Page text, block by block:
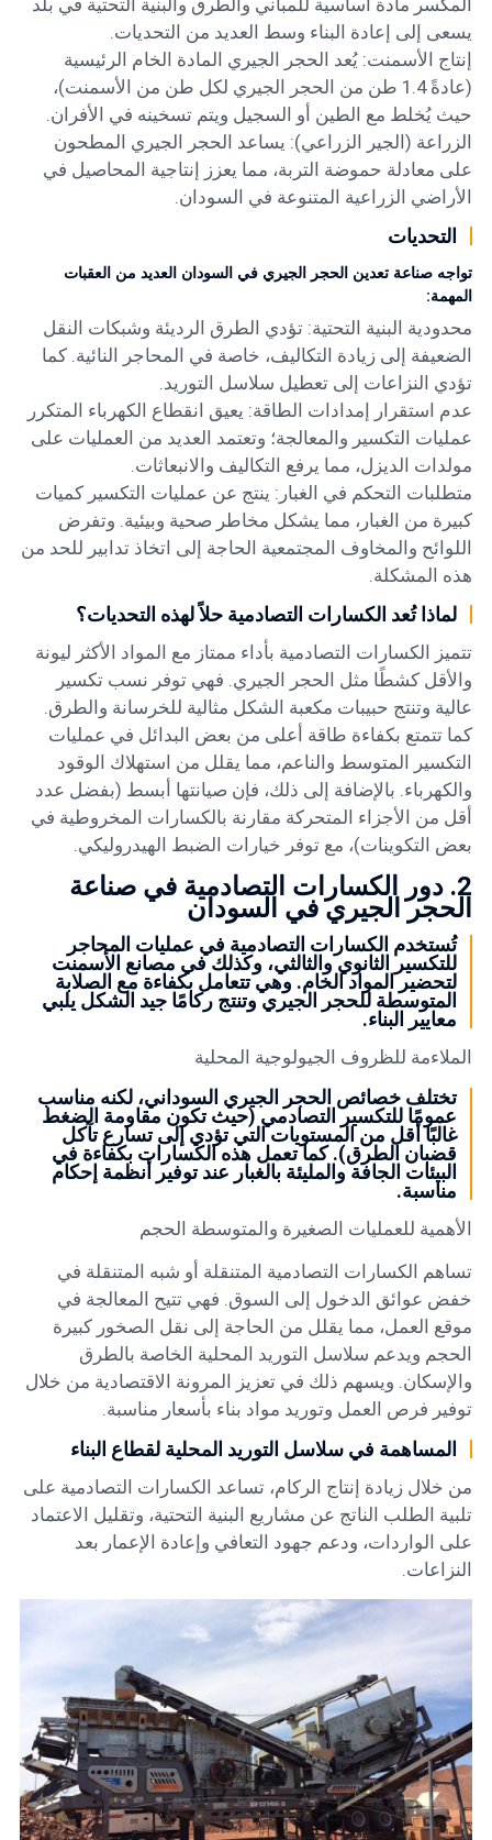
يسعى إلى إعادة البناء وسط العديد من التحديات.
إنتاج الأسمنت: يُعد الحجر الجيري المادة الخام الرئيسية
(عادةً 1.4 طن من الحجر الجيري لكل طن من الأسمنت)،
حيث يُخلط مع الطين أو السجيل ويتم تسخينه في الأفران.
الزراعة (الجير الزراعي): يساعد الحجر الجيري المطحون
على معادلة حموضة التربة، مما يعزز إنتاجية المحاصيل في
الأراضي الزراعية المتنوعة في السودان.
التحديات
تواجه صناعة تعدين الحجر الجيري في السودان العديد من العقبات
المهمة:
محدودية البنية التحتية: تؤدي الطرق الرديئة وشبكات النقل
الضعيفة إلى زيادة التكاليف، خاصة في المحاجر النائية. كما
تؤدي النزاعات إلى تعطيل سلاسل التوريد.
عدم استقرار إمدادات الطاقة: يعيق انقطاع الكهرباء المتكرر
عمليات التكسير والمعالجة؛ وتعتمد العديد من العمليات على
مولدات الديزل، مما يرفع التكاليف والانبعاثات.
متطلبات التحكم في الغبار: ينتج عن عمليات التكسير كميات
كبيرة من الغبار، مما يشكل مخاطر صحية وبيئية. وتفرض
اللوائح والمخاوف المجتمعية الحاجة إلى اتخاذ تدابير للحد من
هذه المشكلة.
لماذا تُعد الكسارات التصادمية حلاً لهذه التحديات؟
تتميز الكسارات التصادمية بأداء ممتاز مع المواد الأكثر ليونة
والأقل كشطًا مثل الحجر الجيري. فهي توفر نسب تكسير
عالية وتنتج حبيبات مكعبة الشكل مثالية للخرسانة والطرق.
كما تتمتع بكفاءة طاقة أعلى من بعض البدائل في عمليات
التكسير المتوسط والناعم، مما يقلل من استهلاك الوقود
والكهرباء. بالإضافة إلى ذلك، فإن صيانتها أبسط (بفضل عدد
أقل من الأجزاء المتحركة مقارنة بالكسارات المخروطية في
بعض التكوينات)، مع توفر خيارات الضبط الهيدروليكي.
2. دور الكسارات التصادمية في صناعة
الحجر الجيري في السودان
تُستخدم الكسارات التصادمية في عمليات المحاجر
للتكسير الثانوي والثالثي، وكذلك في مصانع الأسمنت
لتحضير المواد الخام. وهي تتعامل بكفاءة مع الصلابة
المتوسطة للحجر الجيري وتنتج ركامًا جيد الشكل يلبي
معايير البناء.
الملاءمة للظروف الجيولوجية المحلية
تختلف خصائص الحجر الجيري السوداني، لكنه مناسب
عمومًا للتكسير التصادمي (حيث تكون مقاومة الضغط
غالبًا أقل من المستويات التي تؤدي إلى تسارع تآكل
قضبان الطرق). كما تعمل هذه الكسارات بكفاءة في
البيئات الجافة والمليئة بالغبار عند توفير أنظمة إحكام
مناسبة.
الأهمية للعمليات الصغيرة والمتوسطة الحجم
تساهم الكسارات التصادمية المتنقلة أو شبه المتنقلة في
خفض عوائق الدخول إلى السوق. فهي تتيح المعالجة في
موقع العمل، مما يقلل من الحاجة إلى نقل الصخور كبيرة
الحجم ويدعم سلاسل التوريد المحلية الخاصة بالطرق
والإسكان. ويسهم ذلك في تعزيز المرونة الاقتصادية من خلال
توفير فرص العمل وتوريد مواد بناء بأسعار مناسبة.
المساهمة في سلاسل التوريد المحلية لقطاع البناء
من خلال زيادة إنتاج الركام، تساعد الكسارات التصادمية على
تلبية الطلب الناتج عن مشاريع البنية التحتية، وتقليل الاعتماد
على الواردات، ودعم جهود التعافي وإعادة الإعمار بعد
النزاعات.